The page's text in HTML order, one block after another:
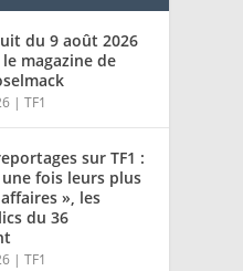
du 9 août 2026
le magazine de
|TF1
sur TF1 :
fois leurs plus
», les
du 36
|TF1